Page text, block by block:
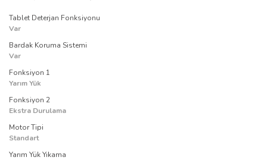
Tablet Deterjan Fonksiyonu
Var
Bardak Koruma Sistemi
Var
Fonksiyon 1
Yarım Yük
Fonksiyon 2
Ekstra Durulama
Motor Tipi
Standart
Yarım Yük Yıkama